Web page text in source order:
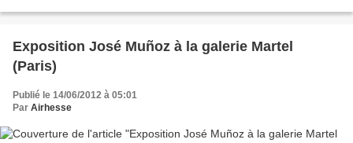
Exposition José Muñoz à la galerie Martel
(Paris)
Publié le 14/06/2012 à 05:01
Par Airhesse